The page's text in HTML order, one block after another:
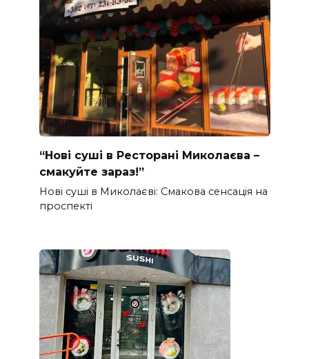
“Нові суші в Ресторані Миколаєва –
смакуйте зараз!”
Нові суші в Миколаєві: Смакова сенсація на
проспекті